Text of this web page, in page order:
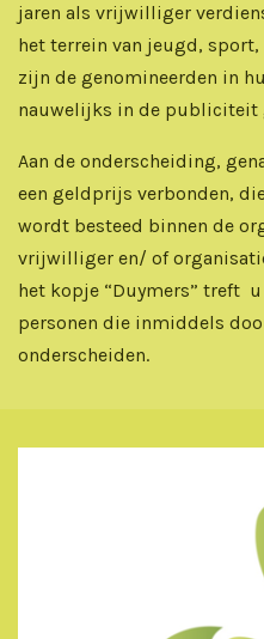
jaren als vrijwilliger
het terrein van jeugd,
zijn de genomineerden in
nauwelijks in de publiciteit
Aan de onderscheiding,
een geldprijs verbonden,
wordt besteed binnen de
vrijwilliger en/ of
het kopje “Duymers” treft
personen die inmiddels
onderscheiden.